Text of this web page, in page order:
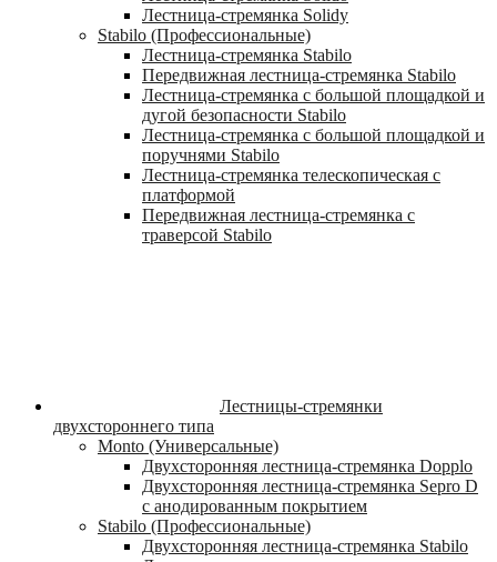
Лестница-стремянка Solidy
Stabilo (Профессиональные)
Лестница-стремянка Stabilo
Передвижная лестница-стремянка Stabilo
Лестница-стремянка с большой площадкой и
дугой безопасности Stabilo
Лестница-стремянка с большой площадкой и
поручнями Stabilo
Лестница-стремянка телескопическая с
платформой
Передвижная лестница-стремянка с
траверсой Stabilo
Лестницы-стремянки
двухстороннего типа
Monto (Универсальные)
Двухсторонняя лестница-стремянка Dopplo
Двухсторонняя лестница-стремянка Sepro D
с анодированным покрытием
Stabilo (Профессиональные)
Двухсторонняя лестница-стремянка Stabilo